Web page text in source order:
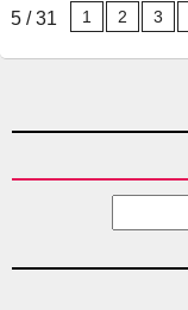
5 / 31 1 2 3